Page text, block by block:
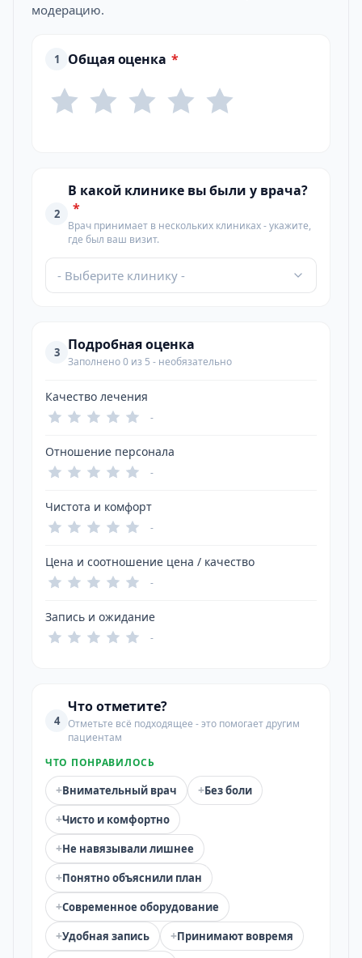
модерацию.
1 Общая оценка *
2
В какой клинике вы были у врача?
*
Врач принимает в нескольких клиниках - укажите,
где был ваш визит.
- Выберите клинику -
3 Подробная оценка
Заполнено 0 из 5 - необязательно
Качество лечения
-
Отношение персонала
-
Чистота и комфорт
-
Цена и соотношение цена / качество
-
Запись и ожидание
-
4
Что отметите?
Отметьте всё подходящее - это помогает другим
пациентам
ЧТО ПОНРАВИЛОСЬ
+Внимательный врач +Без боли
+Чисто и комфортно
+Не навязывали лишнее
+Понятно объяснили план
+Современное оборудование
+Удобная запись +Принимают вовремя